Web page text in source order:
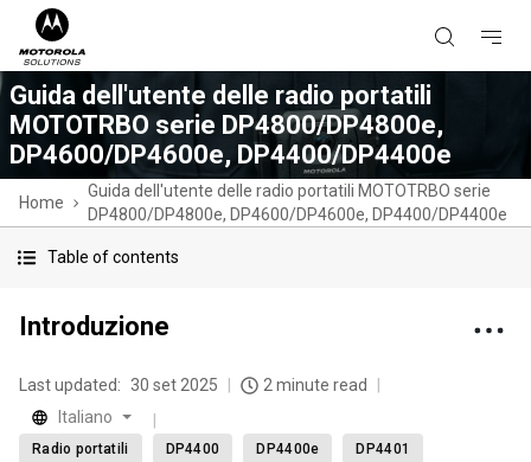
Guida dell'utente delle radio portatili
MOTOTRBO serie DP4800/DP4800e,
DP4600/DP4600e, DP4400/DP4400e
Home
Guida dell'utente delle radio portatili MOTOTRBO serie
DP4800/DP4800e, DP4600/DP4600e, DP4400/DP4400e
Table of contents
Introduzione
Last updated: 30 set 2025
2 minute read
Italiano
Radio portatili DP4400 DP4400e DP4401